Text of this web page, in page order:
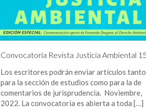
Convocatoria Revista Justicia Ambiental
Los escritores podrán enviar artículos tanto
para la sección de estudios como para la de
comentarios de jurisprudencia. Noviembre,
2022. La convocatoria es abierta a toda […]